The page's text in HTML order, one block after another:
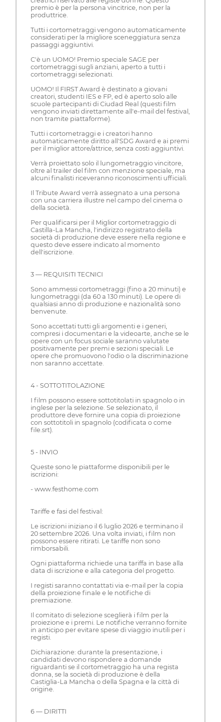
premio è per la persona vincitrice, non per la
produttrice.
Tutti i cortometraggi vengono automaticamente
considerati per la migliore sceneggiatura senza
passaggi aggiuntivi.
C'è un UOMO! Premio speciale SAGE per
cortometraggi sugli anziani, aperto a tutti i
cortometraggi selezionati.
UOMO! Il FIRST Award è destinato a giovani
creatori, studenti IES e FP, ed è aperto solo alle
scuole partecipanti di Ciudad Real (questi film
vengono inviati direttamente all'e-mail del festival,
non tramite piattaforme).
Tutti i cortometraggi e i creatori hanno
automaticamente diritto all'SDG Award e ai premi
per il miglior attore/attrice, senza costi aggiuntivi.
Verrà proiettato solo il lungometraggio vincitore,
oltre al trailer del film con menzione speciale, ma
alcuni finalisti riceveranno riconoscimenti ufficiali.
Il Tribute Award verrà assegnato a una persona
con una carriera illustre nel campo del cinema o
della società.
Per qualificarsi per il Miglior cortometraggio di
Castilla-La Mancha, l'indirizzo registrato della
società di produzione deve essere nella regione e
questo deve essere indicato al momento
dell'iscrizione.
3 — REQUISITI TECNICI
Sono ammessi cortometraggi (fino a 20 minuti) e
lungometraggi (da 60 a 130 minuti). Le opere di
qualsiasi anno di produzione e nazionalità sono
benvenute.
Sono accettati tutti gli argomenti e i generi,
compresi i documentari e la videoarte, anche se le
opere con un focus sociale saranno valutate
positivamente per premi e sezioni speciali. Le
opere che promuovono l'odio o la discriminazione
non saranno accettate.
4 - SOTTOTITOLAZIONE
I film possono essere sottotitolati in spagnolo o in
inglese per la selezione. Se selezionato, il
produttore deve fornire una copia di proiezione
con sottotitoli in spagnolo (codificata o come
file.srt).
5 - INVIO
Queste sono le piattaforme disponibili per le
iscrizioni:
- www.festhome.com
Tariffe e fasi del festival:
Le iscrizioni iniziano il 6 luglio 2026 e terminano il
20 settembre 2026. Una volta inviati, i film non
possono essere ritirati. Le tariffe non sono
rimborsabili.
Ogni piattaforma richiede una tariffa in base alla
data di iscrizione e alla categoria del progetto.
I registi saranno contattati via e-mail per la copia
della proiezione finale e le notifiche di
premiazione.
Il comitato di selezione sceglierà i film per la
proiezione e i premi. Le notifiche verranno fornite
in anticipo per evitare spese di viaggio inutili per i
registi.
Dichiarazione: durante la presentazione, i
candidati devono rispondere a domande
riguardanti se il cortometraggio ha una regista
donna, se la società di produzione è della
Castiglia-La Mancha o della Spagna e la città di
origine.
6 — DIRITTI